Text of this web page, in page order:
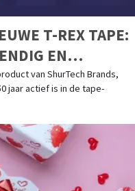
T-REX TAPE:
EN
van ShurTech Brands,
jaar actief is in de tape-